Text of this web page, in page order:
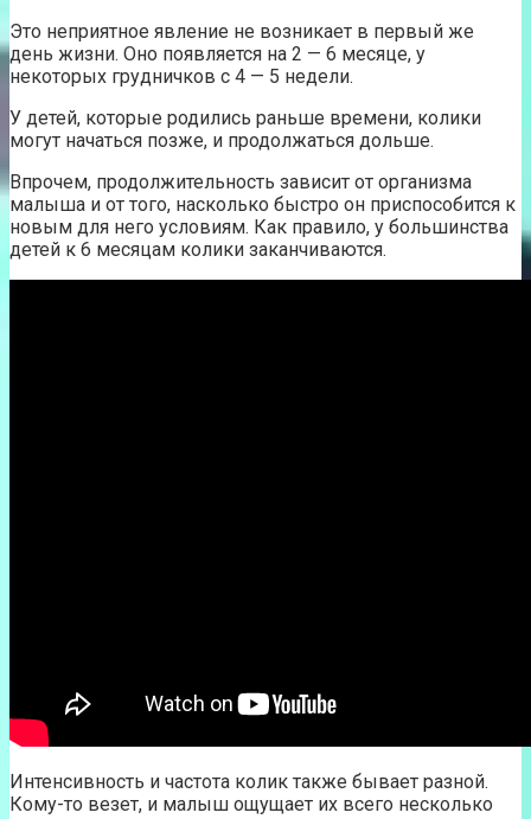
Это неприятное явление не возникает в первый же
день жизни. Оно появляется на 2 — 6 месяце, у
некоторых грудничков с 4 — 5 недели.
У детей, которые родились раньше времени, колики
могут начаться позже, и продолжаться дольше.
Впрочем, продолжительность зависит от организма
малыша и от того, насколько быстро он приспособится к
новым для него условиям. Как правило, у большинства
детей к 6 месяцам колики заканчиваются.
Интенсивность и частота колик также бывает разной.
Кому-то везет, и малыш ощущает их всего несколько